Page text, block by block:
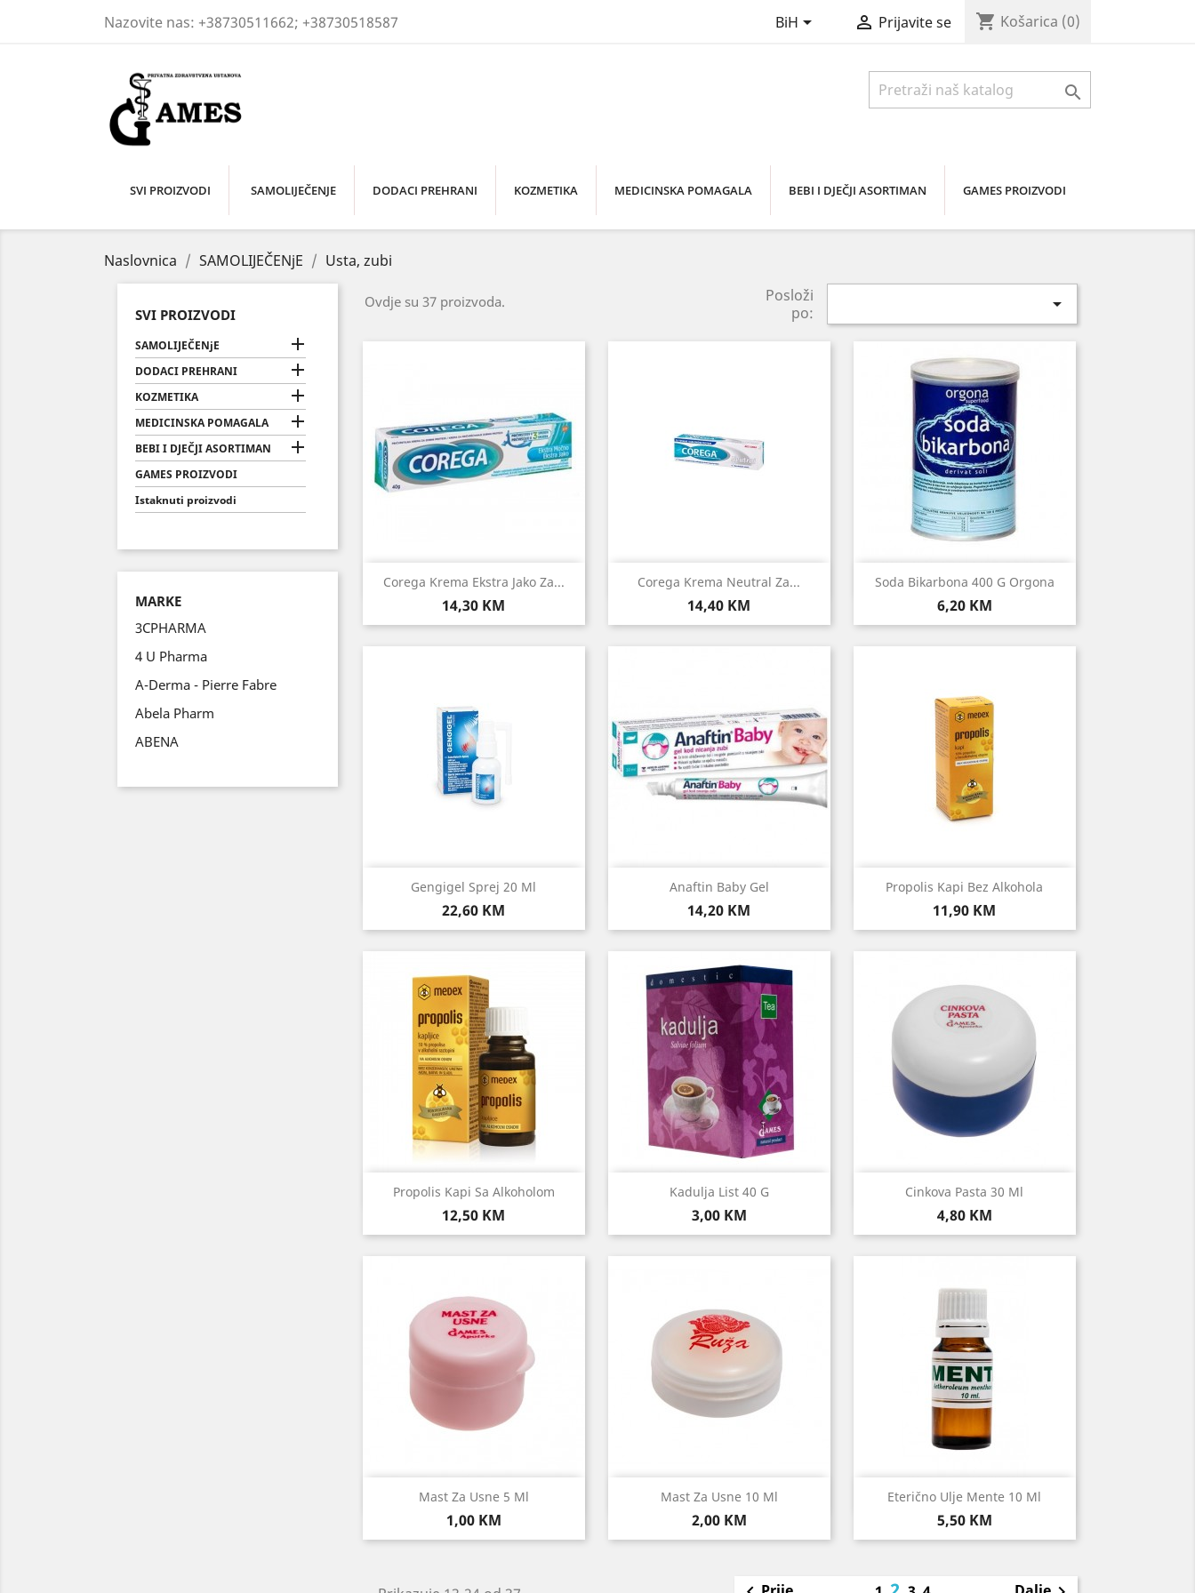
Nazovite nas: +38730511662; +38730518587 BiH  Prijavite se shopping_cart Košarica (0)

SVI PROIZVODI SAMOLIJEČENJE DODACI PREHRANI KOZMETIKA MEDICINSKA POMAGALA BEBI I DJEČJI ASORTIMAN GAMES PROIZVODI
Naslovnica SAMOLIJEČENjE Usta, zubi
SVI PROIZVODI
SAMOLIJEČENjE 
DODACI PREHRANI 
KOZMETIKA 
MEDICINSKA POMAGALA 
BEBI I DJEČJI ASORTIMAN 
GAMES PROIZVODI
Istaknuti proizvodi
MARKE
3CPHARMA
4 U Pharma
A-Derma - Pierre Fabre
Abela Pharm
ABENA
Ovdje su 37 proizvoda.
Posloži
po:

Corega Krema Ekstra Jako Za...
Cijena
14,30 KM
Brzi pregled Corega Krema Neutral Za...
Cijena
14,40 KM
Brzi pregled Soda Bikarbona 400 G Orgona
Cijena
6,20 KM
Brzi pregled
Gengigel Sprej 20 Ml
Cijena
22,60 KM
Brzi pregled Anaftin Baby Gel
Cijena
14,20 KM
Brzi pregled Propolis Kapi Bez Alkohola
Cijena
11,90 KM
Brzi pregled
Propolis Kapi Sa Alkoholom
Cijena
12,50 KM
 Brzi pregled Kadulja List 40 G
Cijena
3,00 KM
Brzi pregled Cinkova Pasta 30 Ml
Cijena
4,80 KM
Brzi pregled
Mast Za Usne 5 Ml
Cijena
1,00 KM
Brzi pregled Mast Za Usne 10 Ml
Cijena
2,00 KM
Brzi pregled Eterično Ulje Mente 10 Ml
Cijena
5,50 KM
Brzi pregled